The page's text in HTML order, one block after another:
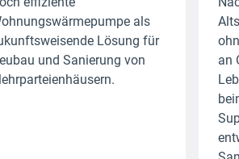
als
Lösung für
und Sanierung von
an